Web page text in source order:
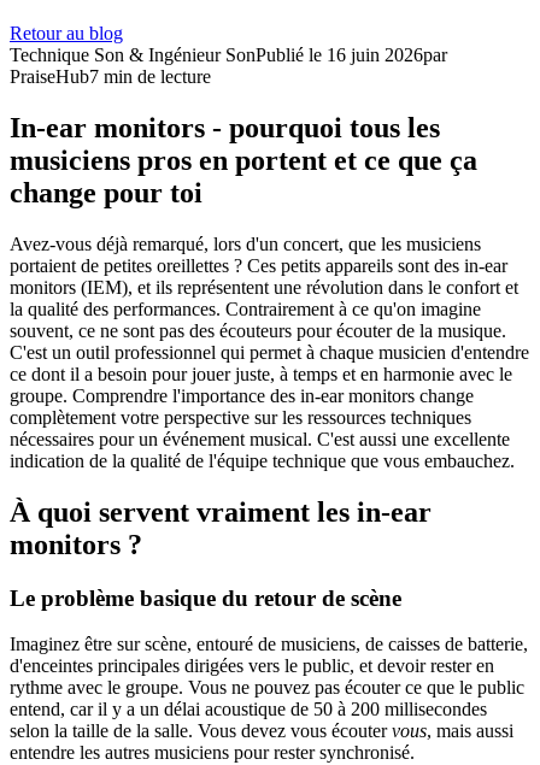
Retour au blog
Technique Son & Ingénieur SonPublié le 16 juin 2026par
PraiseHub7 min de lecture
In-ear monitors - pourquoi tous les
musiciens pros en portent et ce que ça
change pour toi
Avez-vous déjà remarqué, lors d'un concert, que les musiciens
portaient de petites oreillettes ? Ces petits appareils sont des in-ear
monitors (IEM), et ils représentent une révolution dans le confort et
la qualité des performances. Contrairement à ce qu'on imagine
souvent, ce ne sont pas des écouteurs pour écouter de la musique.
C'est un outil professionnel qui permet à chaque musicien d'entendre
ce dont il a besoin pour jouer juste, à temps et en harmonie avec le
groupe. Comprendre l'importance des in-ear monitors change
complètement votre perspective sur les ressources techniques
nécessaires pour un événement musical. C'est aussi une excellente
indication de la qualité de l'équipe technique que vous embauchez.
À quoi servent vraiment les in-ear
monitors ?
Le problème basique du retour de scène
Imaginez être sur scène, entouré de musiciens, de caisses de batterie,
d'enceintes principales dirigées vers le public, et devoir rester en
rythme avec le groupe. Vous ne pouvez pas écouter ce que le public
entend, car il y a un délai acoustique de 50 à 200 millisecondes
selon la taille de la salle. Vous devez vous écoutervous, mais aussi
entendre les autres musiciens pour rester synchronisé.